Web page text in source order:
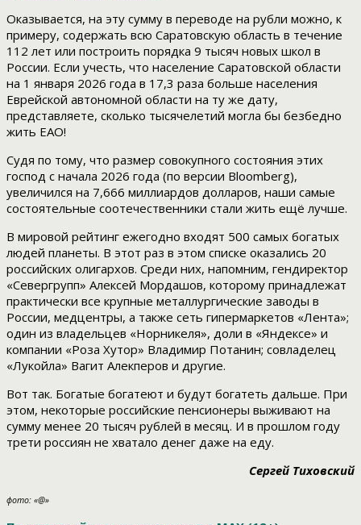
Оказывается, на эту сумму в переводе на рубли можно, к
примеру, содержать всю Саратовскую область в течение
112 лет или построить порядка 9 тысяч новых школ в
России. Если учесть, что население Саратовской области
на 1 января 2026 года в 17,3 раза больше населения
Еврейской автономной области на ту же дату,
представляете, сколько тысячелетий могла бы безбедно
жить ЕАО!
Судя по тому, что размер совокупного состояния этих
господ с начала 2026 года (по версии Bloomberg),
увеличился на 7,666 миллиардов долларов, наши самые
состоятельные соотечественники стали жить ещё лучше.
В мировой рейтинг ежегодно входят 500 самых богатых
людей планеты. В этот раз в этом списке оказались 20
российских олигархов. Среди них, напомним, гендиректор
«Севергрупп» Алексей Мордашов, которому принадлежат
практически все крупные металлургические заводы в
России, медцентры, а также сеть гипермаркетов «Лента»;
один из владельцев «Норникеля», доли в «Яндексе» и
компании «Роза Хутор» Владимир Потанин; совладелец
«Лукойла» Вагит Алекперов и другие.
Вот так. Богатые богатеют и будут богатеть дальше. При
этом, некоторые российские пенсионеры выживают на
сумму менее 20 тысяч рублей в месяц. И в прошлом году
трети россиян не хватало денег даже на еду.
Сергей Тиховский
фото: «@»